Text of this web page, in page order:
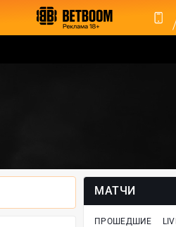
МАТЧИ
ПРОШЕДШИЕ